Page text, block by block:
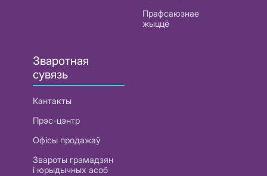
Прафсаюзнае
жыццё
Зваротная
сувязь
Кантакты
Прэс-цэнтр
Офісы продажаў
Звароты грамадзян
і юрыдычных асоб